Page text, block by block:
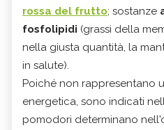
rossa del frutto; sostanze
fosfolipidi (grassi della
nella giusta quantità, la
in salute).
Poiché non rappresentano
energetica, sono indicati
pomodori determinano